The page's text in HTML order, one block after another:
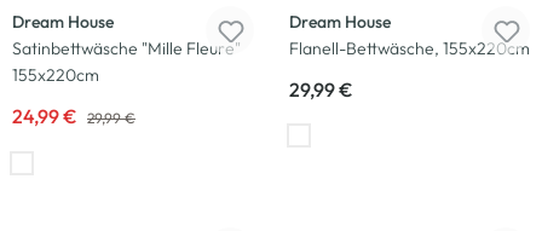
Dream House
Satinbettwäsche "Mille Fleure"
155x220cm
24,99 € 29,99 €
Dream House
Flanell-Bettwäsche, 155x220cm
29,99 €